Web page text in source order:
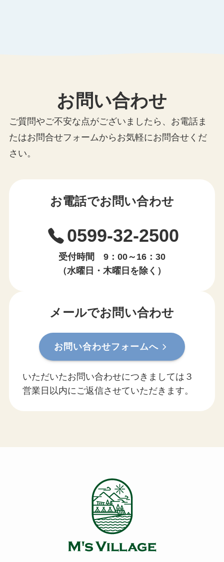
お問い合わせ
ご質問やご不安な点がございましたら、お電話ま
たはお問合せフォームからお気軽にお問合せくだ
さい。
お電話でお問い合わせ
0599-32-2500
受付時間 9：00～16：30
（水曜日・木曜日を除く）
メールでお問い合わせ
お問い合わせフォームへ
いただいたお問い合わせにつきましては３
営業日以内にご返信させていただきます。